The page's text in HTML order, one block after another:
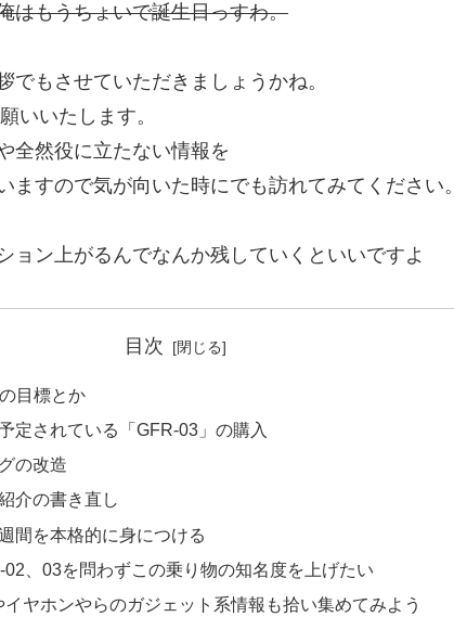
はもうちょいで誕生日っすわ。
でもさせていただきましょうかね。
いいたします。
全然役に立たない情報を
ますので気が向いた時にでも訪れてみてください。
ョン上がるんでなんか残していくといいですよ
目次
目標とか
定されている「GFR-03」の購入
の改造
介の書き直し
間を本格的に身につける
02、03を問わずこの乗り物の知名度を上げたい
イヤホンやらのガジェット系情報も拾い集めてみよう